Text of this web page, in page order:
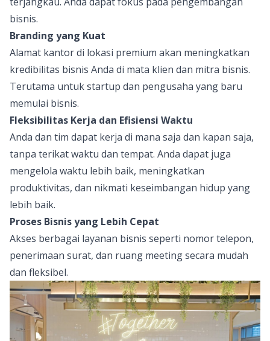
bisnis.
Branding yang Kuat
Alamat kantor di lokasi premium akan meningkatkan
kredibilitas bisnis Anda di mata klien dan mitra bisnis.
Terutama untuk startup dan pengusaha yang baru
memulai bisnis.
Fleksibilitas Kerja dan Efisiensi Waktu
Anda dan tim dapat kerja di mana saja dan kapan saja,
tanpa terikat waktu dan tempat. Anda dapat juga
mengelola waktu lebih baik, meningkatkan
produktivitas, dan nikmati keseimbangan hidup yang
lebih baik.
Proses Bisnis yang Lebih Cepat
Akses berbagai layanan bisnis seperti nomor telepon,
penerimaan surat, dan ruang meeting secara mudah
dan fleksibel.